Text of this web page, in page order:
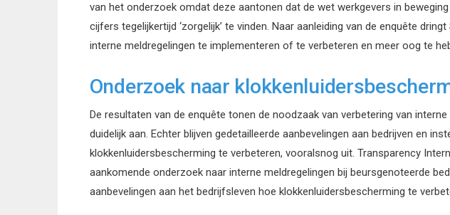
van het onderzoek omdat deze aantonen dat de wet werkgevers in
cijfers tegelijkertijd ‘zorgelijk’ te vinden. Naar aanleiding van de enquête
interne meldregelingen te implementeren of te verbeteren en meer oog te
Onderzoek naar
De resultaten van de enquête tonen de noodzaak van verbetering van
duidelijk aan. Echter blijven gedetailleerde aanbevelingen aan bedrijven en
klokkenluidersbescherming te verbeteren, vooralsnog uit. Transparency
aankomende onderzoek naar interne meldregelingen bij beursgenoteerde
aanbevelingen aan het bedrijfsleven hoe klokkenluidersbescherming te